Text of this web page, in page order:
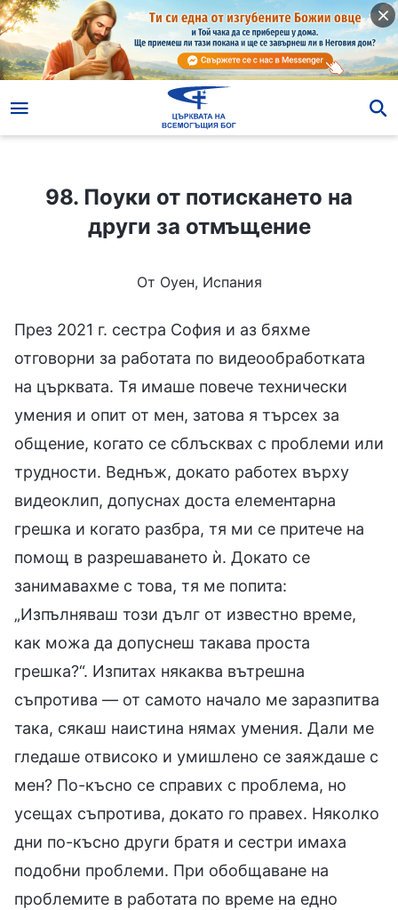
98. Поуки от потискането на други за отмъщение
98. Поуки от потискането на
други за отмъщение
От Оуен, Испания
През 2021 г. сестра София и аз бяхме
отговорни за работата по видеообработката
на църквата. Тя имаше повече технически
умения и опит от мен, затова я търсех за
общение, когато се сблъсквах с проблеми или
трудности. Веднъж, докато работех върху
видеоклип, допуснах доста елементарна
грешка и когато разбра, тя ми се притече на
помощ в разрешаването ѝ. Докато се
занимавахме с това, тя ме попита:
„Изпълняваш този дълг от известно време,
как можа да допуснеш такава проста
грешка?“. Изпитах някаква вътрешна
съпротива — от самото начало ме заразпитва
така, сякаш наистина нямах умения. Дали ме
гледаше отвисоко и умишлено се заяждаше с
мен? По-късно се справих с проблема, но
усещах съпротива, докато го правех. Няколко
дни по-късно други братя и сестри имаха
подобни проблеми. При обобщаване на
проблемите в работата по време на едно